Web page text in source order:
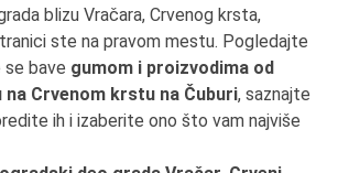
blizu Vračara, Crvenog krsta,
ste na pravom mestu. Pogledajte
se bave gumom i proizvodima od
na Crvenom krstu na Čuburi, saznajte
ih i izaberite ono što vam najviše